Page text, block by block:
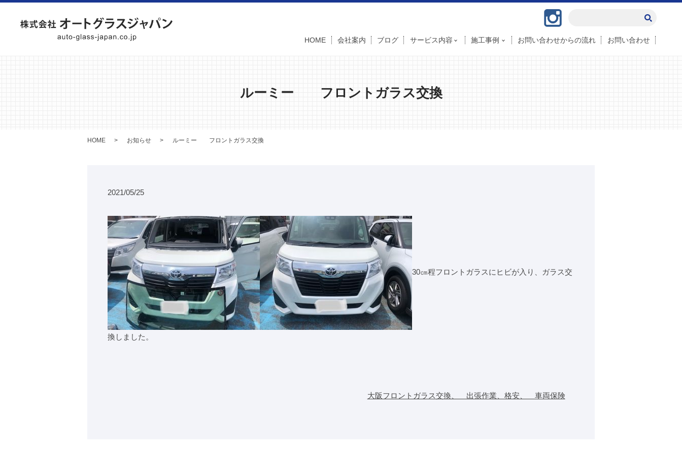
HOME 会社案内 ブログ サービス内容 施工事例 お問い合わせからの流れ お問い合わせ
ルーミー フロントガラス交換
HOME お知らせ ルーミー フロントガラス交換
2021/05/25
30㎝程フロントガラスにヒビが入り、ガラス交
換しました。
大阪フロントガラス交換、 出張作業、格安、 車両保険